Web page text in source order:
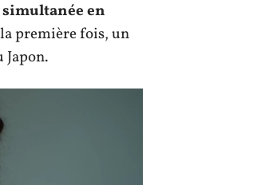
en
première fois, un